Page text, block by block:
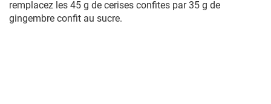
remplacez les 45 g de cerises confites par 35 g de
gingembre confit au sucre.